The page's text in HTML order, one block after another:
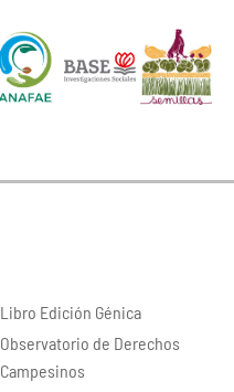
Libro Edición Génica
Observatorio de Derechos
Campesinos